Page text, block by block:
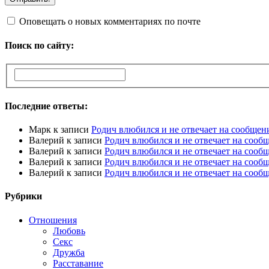
Оповещать о новых комментариях по почте
Поиск по сайту:
Последние ответы:
Марк к записи Родич влюбился и не отвечает на
Валерий к записи Родич влюбился и не отвечает на
Валерий к записи Родич влюбился и не отвечает на
Валерий к записи Родич влюбился и не отвечает на
Валерий к записи Родич влюбился и не отвечает на
Рубрики
Отношения
Любовь
Секс
Дружба
Расставание